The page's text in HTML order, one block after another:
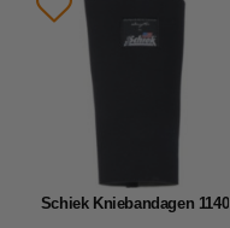
Schiek Kniebandagen 1140